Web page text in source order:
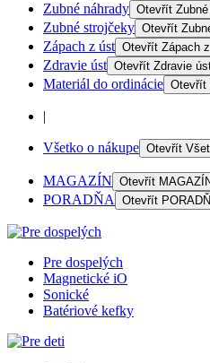
Zubné náhrady Otevřít
Zubné strojčeky Otevřít
Zápach z úst Otevřít Zápach
Zdravie úst Otevřít Zdravie
Materiál do ordinácie Otevřít
|
Všetko o nákupe Otevřít
MAGAZÍN Otevřít
PORADŇA Otevřít
Pre dospelých
Magnetické iO
Sonické
Batériové kefky